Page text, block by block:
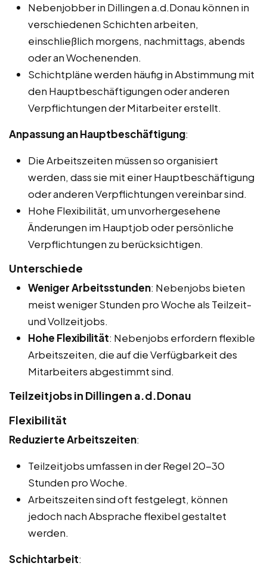
Nebenjobber in Dillingen a.d.Donau können in
verschiedenen Schichten arbeiten,
einschließlich morgens, nachmittags, abends
oder an Wochenenden.
Schichtpläne werden häufig in Abstimmung mit
den Hauptbeschäftigungen oder anderen
Verpflichtungen der Mitarbeiter erstellt.
Anpassung an Hauptbeschäftigung:
Die Arbeitszeiten müssen so organisiert
werden, dass sie mit einer Hauptbeschäftigung
oder anderen Verpflichtungen vereinbar sind.
Hohe Flexibilität, um unvorhergesehene
Änderungen im Hauptjob oder persönliche
Verpflichtungen zu berücksichtigen.
Unterschiede
Weniger Arbeitsstunden: Nebenjobs bieten
meist weniger Stunden pro Woche als Teilzeit-
und Vollzeitjobs.
Hohe Flexibilität: Nebenjobs erfordern flexible
Arbeitszeiten, die auf die Verfügbarkeit des
Mitarbeiters abgestimmt sind.
Teilzeitjobs in Dillingen a.d.Donau
Flexibilität
Reduzierte Arbeitszeiten:
Teilzeitjobs umfassen in der Regel 20-30
Stunden pro Woche.
Arbeitszeiten sind oft festgelegt, können
jedoch nach Absprache flexibel gestaltet
werden.
Schichtarbeit: